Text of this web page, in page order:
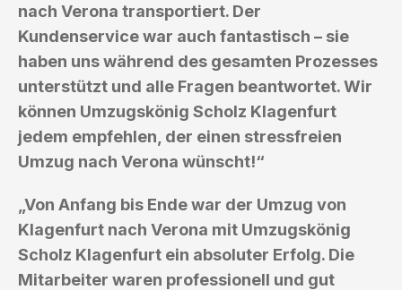
nach Verona transportiert. Der
Kundenservice war auch fantastisch – sie
haben uns während des gesamten Prozesses
unterstützt und alle Fragen beantwortet. Wir
können Umzugskönig Scholz Klagenfurt
jedem empfehlen, der einen stressfreien
Umzug nach Verona wünscht!“
„Von Anfang bis Ende war der Umzug von
Klagenfurt nach Verona mit Umzugskönig
Scholz Klagenfurt ein absoluter Erfolg. Die
Mitarbeiter waren professionell und gut